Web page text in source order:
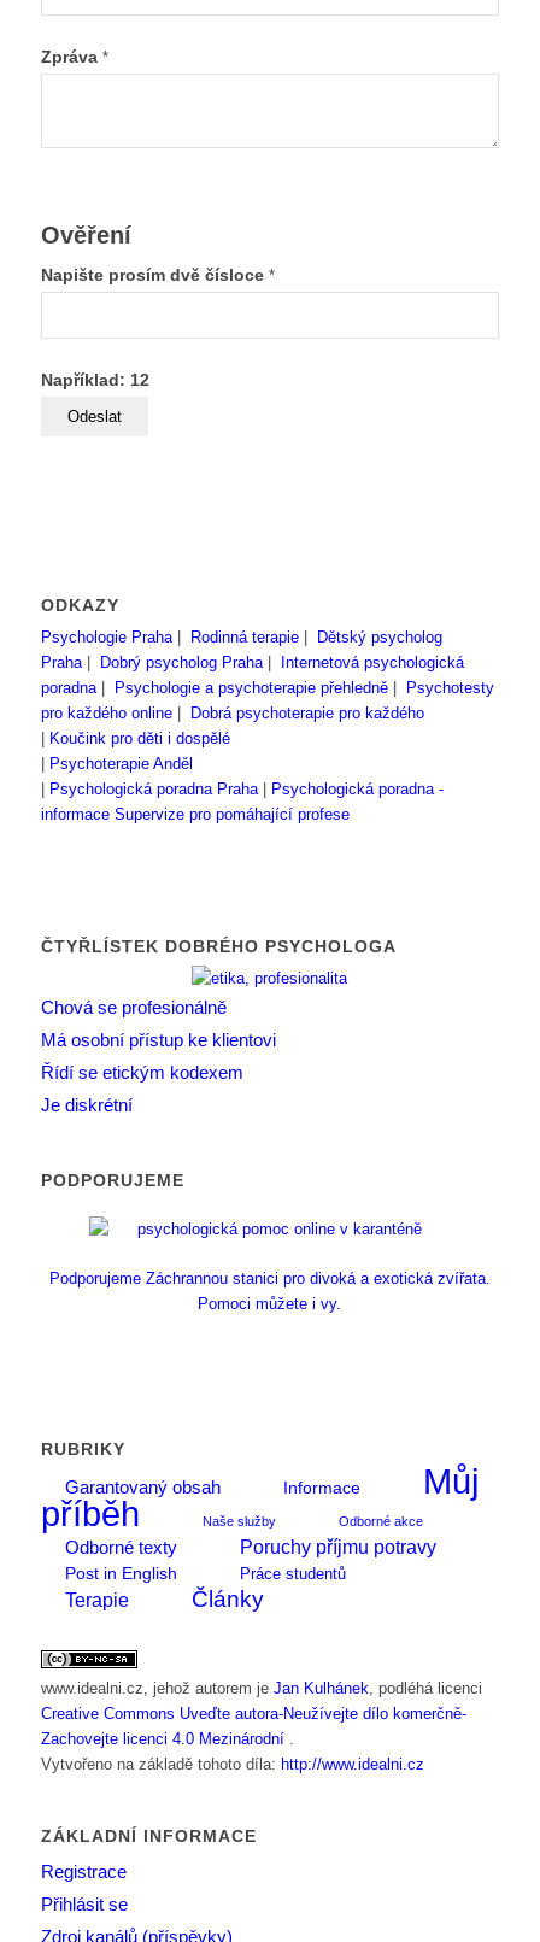
Zpráva *
Ověření
Napište prosím dvě čísloce *
Například: 12
ODKAZY
Psychologie Praha| Rodinná terapie|
Dětský psycholog
Praha| Dobrý psycholog Praha|
Internetová psychologická
poradna| Psychologie a psychoterapie přehledně|
Psychotesty
pro každého online|
Dobrá psychoterapie pro každého
Koučink pro děti i dospělé
Psychoterapie Anděl
Psychologická poradna Praha|
Psychologická poradna -
informace Supervize pro pomáhající profese
ČTYŘLÍSTEK DOBRÉHO PSYCHOLOGA
Chová se profesionálně
Má osobní přístup ke klientovi
Řídí se etickým kodexem
Je diskrétní
PODPORUJEME
Podporujeme Záchrannou stanici pro divoká a exotická zvířata.
Pomoci můžete i vy.
RUBRIKY
Garantovaný obsah
Informace
Můj
příběh
Naše služby Odborné akce
Odborné texty Poruchy příjmu potravy
Post in English Práce studentů
Terapie Články
www.idealni.cz , jehož autorem je Jan Kulhánek , podléhá licenci
Creative Commons Uveďte autora-Neužívejte dílo komerčně-
Zachovejte licenci 4.0 Mezinárodní
Vytvořeno na základě tohoto díla: http://www.idealni.cz
ZÁKLADNÍ INFORMACE
Registrace
Přihlásit se
Zdroj kanálů (příspěvky)